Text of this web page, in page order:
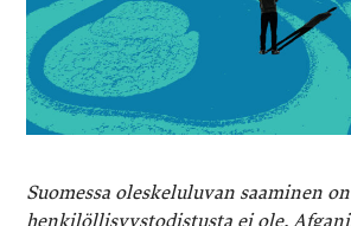
Suomessa oleskeluluvan saaminen